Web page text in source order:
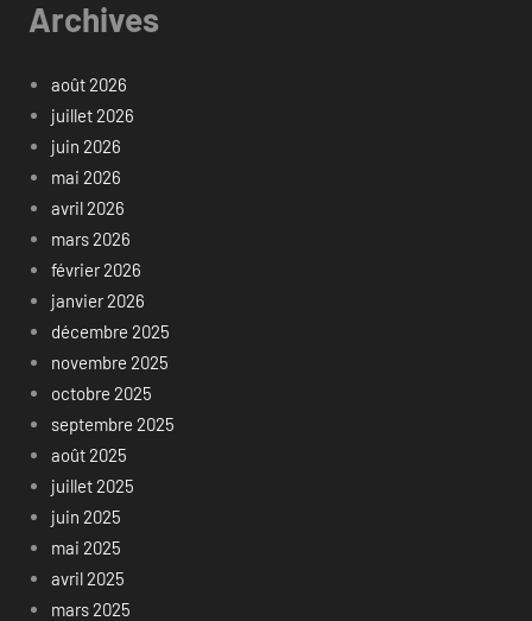
Archives
août 2026
juillet 2026
juin 2026
mai 2026
avril 2026
mars 2026
février 2026
janvier 2026
décembre 2025
novembre 2025
octobre 2025
septembre 2025
août 2025
juillet 2025
juin 2025
mai 2025
avril 2025
mars 2025